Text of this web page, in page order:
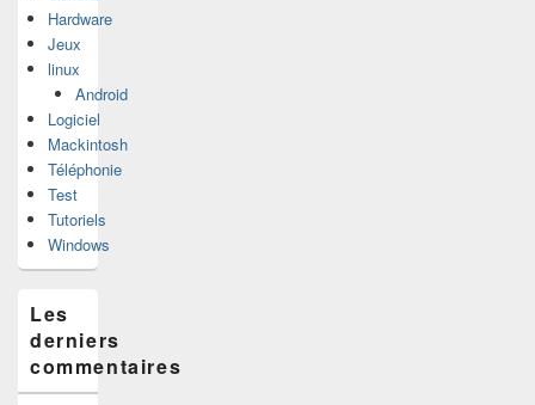
Hardware
Jeux
linux
Android
Logiciel
Mackintosh
Téléphonie
Test
Tutoriels
Windows
Les
derniers
commentaires